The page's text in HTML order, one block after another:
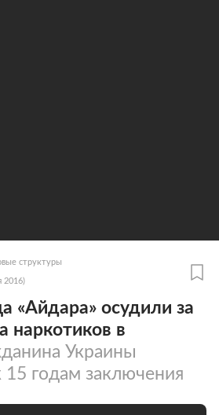
структуры
2016)
«Айдара» осудили за
наркотиков в
Украины
15 годам заключения